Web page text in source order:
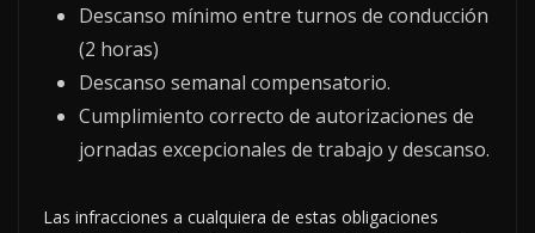
Descanso mínimo entre turnos de conducción
(2 horas)
Descanso semanal compensatorio.
Cumplimiento correcto de autorizaciones de
jornadas excepcionales de trabajo y descanso.
Las infracciones a cualquiera de estas obligaciones